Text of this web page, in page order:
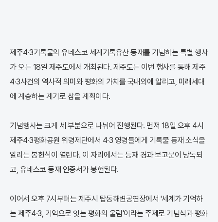
제주4·3기록물의 유네스코 세계기록유산 등재를 기념하는 특별 행사
가 오는 18일 제주도에서 개최된다. 제주도는 이번 행사를 통해 제주
4·3사건의 역사적 의미와 평화의 가치를 국내외에 알리고, 미래세대
에 계승하는 계기로 삼을 계획이다.
기념행사는 크게 세 부분으로 나뉘어 진행된다. 먼저 18일 오후 4시
제주4·3평화공원 위령제단에서 4·3 영령들에게 기록물 등재 소식을
알리는 봉헌식이 열린다. 이 자리에서는 등재 경과 보고문이 낭독되
고, 유네스코 등재 인증서가 봉헌된다.
이어서 오후 7시부터는 제주시 탑동해변공연장에서 '세계가 기억하
는 제주4·3, 기억으로 잇는 평화의 울림'이라는 주제로 기념식과 평화